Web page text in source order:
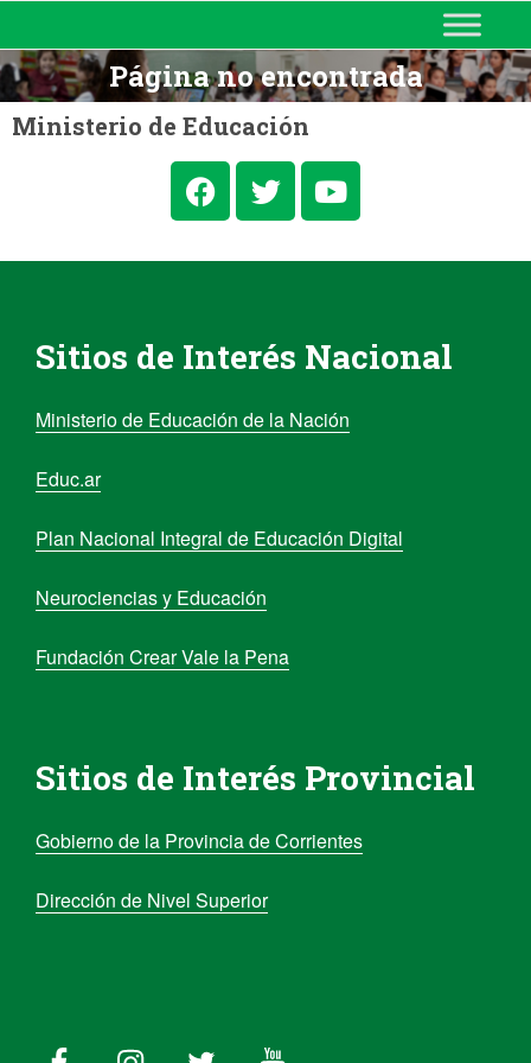
MINISTERIO DE EDUCACIÓN
DE CORRIENTES
Página no encontrada
Ministerio de Educación
Sitios de Interés Nacional
Ministerio de Educación de la Nación
Educ.ar
Plan Nacional Integral de Educación Digital
Neurociencias y Educación
Fundación Crear Vale la Pena
Sitios de Interés Provincial
Gobierno de la Provincia de Corrientes
Dirección de Nivel Superior